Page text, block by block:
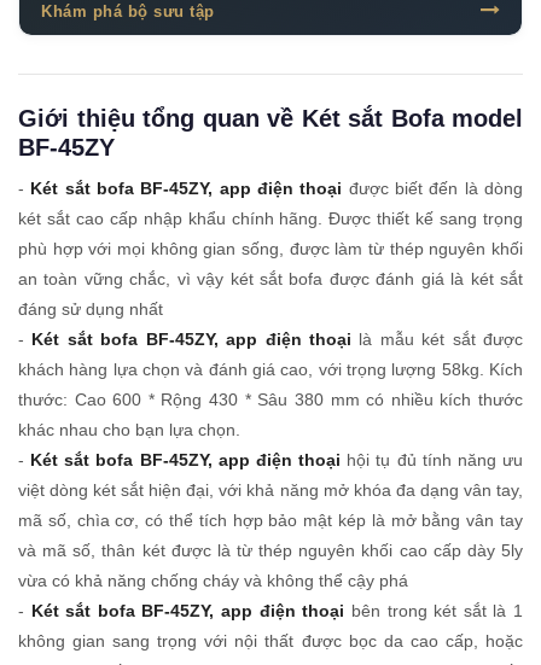
Khám phá bộ sưu tập
Giới thiệu tổng quan về Két sắt Bofa model
BF-45ZY
- Két sắt bofa BF-45ZY, app điện thoại được biết đến là dòng
két sắt cao cấp nhập khẩu chính hãng. Được thiết kế sang trọng
phù hợp với mọi không gian sống, được làm từ thép nguyên khối
an toàn vững chắc, vì vậy két sắt bofa được đánh giá là két sắt
đáng sử dụng nhất
- Két sắt bofa BF-45ZY, app điện thoại là mẫu két sắt được
khách hàng lựa chọn và đánh giá cao, với trọng lượng 58kg. Kích
thước: Cao 600 * Rộng 430 * Sâu 380 mm có nhiều kích thước
khác nhau cho bạn lựa chọn.
- Két sắt bofa BF-45ZY, app điện thoại hội tụ đủ tính năng ưu
việt dòng két sắt hiện đại, với khả năng mở khóa đa dạng vân tay,
mã số, chìa cơ, có thể tích hợp bảo mật kép là mở bằng vân tay
và mã số, thân két được là từ thép nguyên khối cao cấp dày 5ly
vừa có khả năng chống cháy và không thể cậy phá
- Két sắt bofa BF-45ZY, app điện thoại bên trong két sắt là 1
không gian sang trọng với nội thất được bọc da cao cấp, hoặc